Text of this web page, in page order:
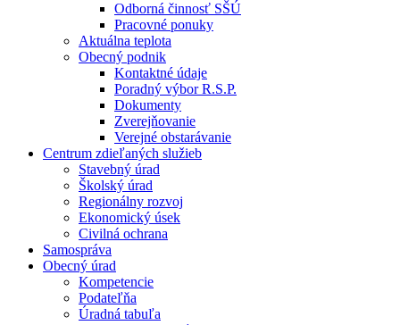
Odborná činnosť SŠÚ
Pracovné ponuky
Aktuálna teplota
Obecný podnik
Kontaktné údaje
Poradný výbor R.S.P.
Dokumenty
Zverejňovanie
Verejné obstarávanie
Centrum zdieľaných služieb
Stavebný úrad
Školský úrad
Regionálny rozvoj
Ekonomický úsek
Civilná ochrana
Samospráva
Obecný úrad
Kompetencie
Podateľňa
Úradná tabuľa